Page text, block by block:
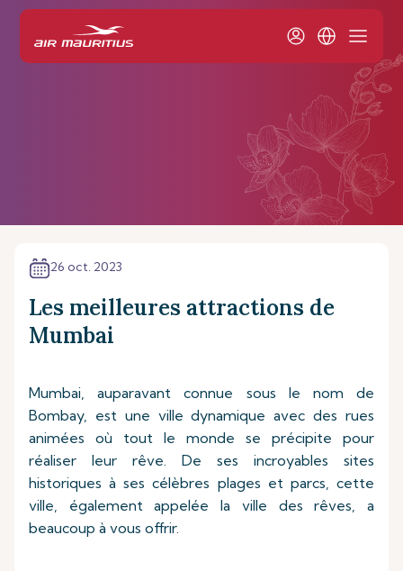
26 oct. 2023
Les meilleures attractions de
Mumbai
Mumbai, auparavant connue sous le nom de
Bombay, est une ville dynamique avec des rues
animées où tout le monde se précipite pour
réaliser leur rêve. De ses incroyables sites
historiques à ses célèbres plages et parcs, cette
ville, également appelée la ville des rêves, a
beaucoup à vous offrir.